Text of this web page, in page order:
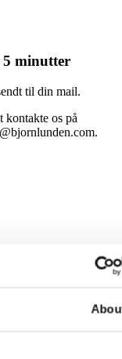
5 minutter
til din mail.
kontakte os på